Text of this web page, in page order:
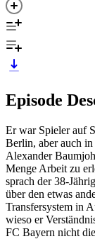
Episode
Er war Spieler auf
Berlin, aber auch
Alexander
Menge Arbeit zu
sprach der 38-
über den etwas
Transfersystem in
wieso er
FC Bayern nicht